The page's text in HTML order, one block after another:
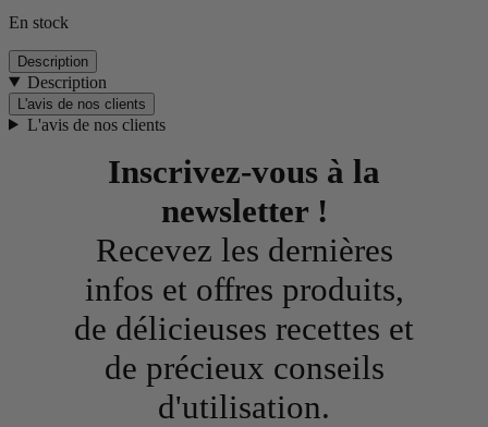
En stock
Description
Description
L'avis de nos clients
L'avis de nos clients
Inscrivez-vous à la
newsletter !
Recevez les dernières
infos et offres produits,
de délicieuses recettes et
de précieux conseils
d'utilisation.